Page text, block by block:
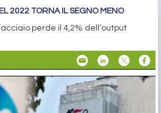
2022 TORNA IL SEGNO MENO
perde il 4,2% dell’output